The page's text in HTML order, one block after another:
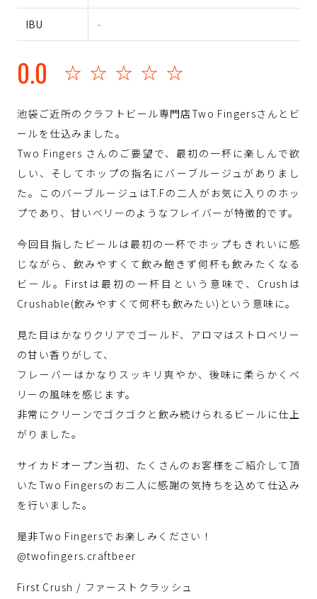
IBU -
0.0 ☆☆☆☆☆
池袋ご近所のクラフトビール専門店Two Fingersさんとビ
ールを仕込みました。
Two Fingers さんのご要望で、最初の一杯に楽しんで欲
しい、そしてホップの指名にバーブルージュがありまし
た。このバーブルージュはT.Fの二人がお気に入りのホッ
プであり、甘いベリーのようなフレイバーが特徴的です。
今回目指したビールは最初の一杯でホップもきれいに感
じながら、飲みやすくて飲み飽きず何杯も飲みたくなる
ビール。Firstは最初の一杯目という意味で、Crushは
Crushable(飲みやすくて何杯も飲みたい)という意味に。
見た目はかなりクリアでゴールド、アロマはストロベリー
の甘い香りがして、
フレーバーはかなりスッキリ爽やか、後味に柔らかくベ
リーの風味を感じます。
非常にクリーンでゴクゴクと飲み続けられるビールに仕上
がりました。
サイカドオープン当初、たくさんのお客様をご紹介して頂
いたTwo Fingersのお二人に感謝の気持ちを込めて仕込み
を行いました。
是非Two Fingersでお楽しみください！
@twofingers.craftbeer
First Crush / ファーストクラッシュ